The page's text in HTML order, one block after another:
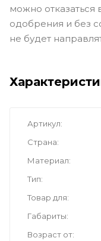
можно
одобрения и без
не будет
Артикул
Страна
Материал
Тип
Товар для
Габариты
Возраст от